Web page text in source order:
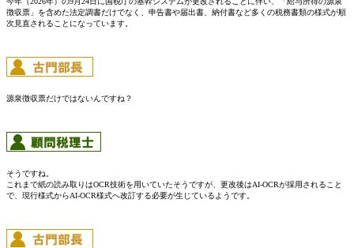
徴収票」を含めた法定調書だけでなく、申告書や届出書、納付書など多くの税務書類の様式が順
次見直されることになっています。
源泉徴収票だけではないんですね？
そうですね。
これまで紙の読み取りはOCR技術を用いていたそうですが、更改後はAI-OCRが採用されること
で、現行様式からAI-OCR様式へ改訂する必要が生じているようです。